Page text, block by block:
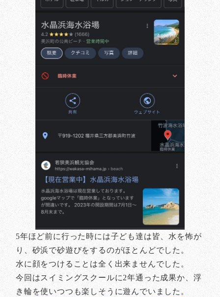
5年ほど前に行った時には子ども達は皆、水を怖が
り、砂浜で砂遊びをするのがほとんどでした。
水に顔をつけることは全く出来ませんでした。
今回はスイミングスクールに2年通った成果か、浮
き輪を使いつつも楽しそうに遊んでいました。